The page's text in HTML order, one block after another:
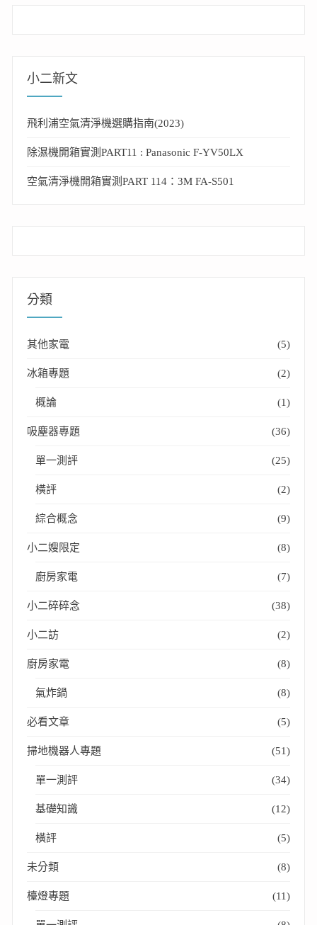
小二新文
飛利浦空氣清淨機選購指南(2023)
除濕機開箱實測PART11 : Panasonic F-YV50LX
空氣清淨機開箱實測PART 114：3M FA-S501
分類
其他家電 (5)
冰箱專題 (2)
概論 (1)
吸塵器專題 (36)
單一測評 (25)
橫評 (2)
綜合概念 (9)
小二嫂限定 (8)
廚房家電 (7)
小二碎碎念 (38)
小二訪 (2)
廚房家電 (8)
氣炸鍋 (8)
必看文章 (5)
掃地機器人專題 (51)
單一測評 (34)
基礎知識 (12)
橫評 (5)
未分類 (8)
檯燈專題 (11)